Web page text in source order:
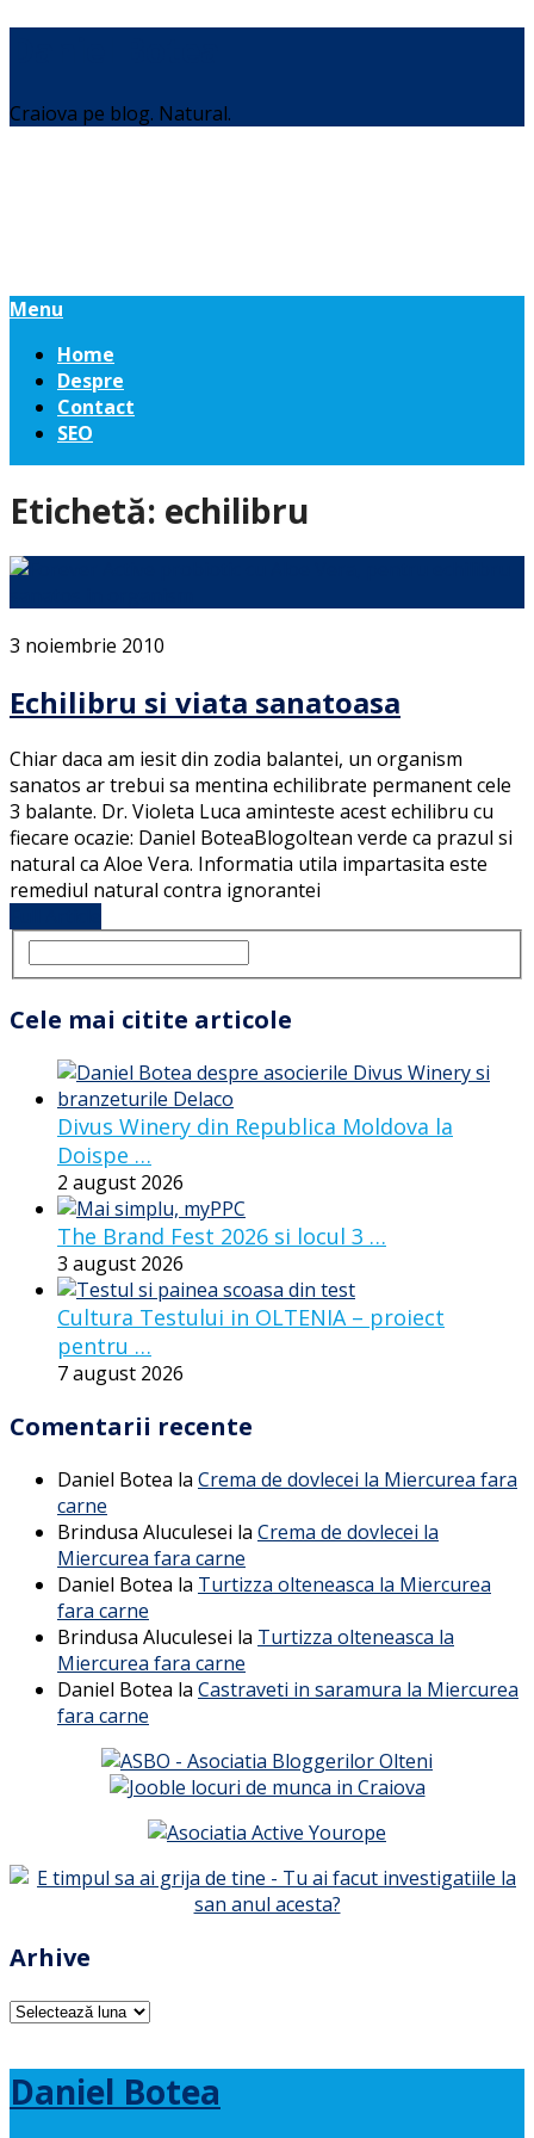
Craiova pe blog. Natural.
Menu
Home
Despre
Contact
SEO
Etichetă: echilibru
3 noiembrie 2010
Echilibru si viata sanatoasa
Chiar daca am iesit din zodia balantei, un organism
sanatos ar trebui sa mentina echilibrate permanent cele
3 balante. Dr. Violeta Luca aminteste acest echilibru cu
fiecare ocazie: Daniel BoteaBlogoltean verde ca prazul si
natural ca Aloe Vera. Informatia utila impartasita este
remediul natural contra ignorantei
Cele mai citite articole
Divus Winery din Republica Moldova la
Doispe …
2 august 2026
The Brand Fest 2026 si locul 3 …
3 august 2026
Cultura Testului in OLTENIA – proiect
pentru …
7 august 2026
Comentarii recente
Daniel Botea la Crema de dovlecei la Miercurea fara
carne
Brindusa Aluculesei la Crema de dovlecei la
Miercurea fara carne
Daniel Botea la Turtizza olteneasca la Miercurea
fara carne
Brindusa Aluculesei la Turtizza olteneasca la
Miercurea fara carne
Daniel Botea la Castraveti in saramura la Miercurea
fara carne
Arhive
Arhive
Daniel Botea